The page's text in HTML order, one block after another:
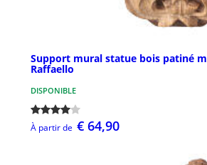
Support mural statue bois patiné
Raffaello
DISPONIBLE
À partir de € 64,90